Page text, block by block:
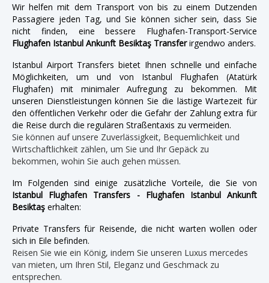
Wir helfen mit dem Transport von bis zu einem Dutzenden
Passagiere jeden Tag, und Sie können sicher sein, dass Sie
nicht finden, eine bessere Flughafen-Transport-Service
Flughafen Istanbul Ankunft Besiktaş Transferirgendwo anders.
Istanbul Airport Transfers bietet Ihnen schnelle und einfache
Möglichkeiten, um und von Istanbul Flughafen (Atatürk
Flughafen) mit minimaler Aufregung zu bekommen. Mit
unseren Dienstleistungen können Sie die lästige Wartezeit für
den öffentlichen Verkehr oder die Gefahr der Zahlung extra für
die Reise durch die regulären Straßentaxis zu vermeiden.
Sie können auf unsere Zuverlässigkeit, Bequemlichkeit und
Wirtschaftlichkeit zählen, um Sie und Ihr Gepäck zu
bekommen, wohin Sie auch gehen müssen.
Im Folgenden sind einige zusätzliche Vorteile, die Sie von
Istanbul Flughafen Transfers - Flughafen Istanbul Ankunft
Besiktaş erhalten:
Private Transfers für Reisende, die nicht warten wollen oder
sich in Eile befinden.
Reisen Sie wie ein König, indem Sie unseren Luxus mercedes
van mieten, um Ihren Stil, Eleganz und Geschmack zu
entsprechen.